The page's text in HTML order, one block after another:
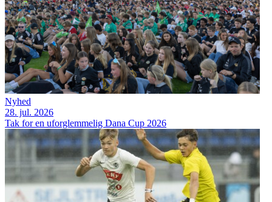
Nyhed
28. jul. 2026
Tak for en uforglemmelig Dana Cup 2026